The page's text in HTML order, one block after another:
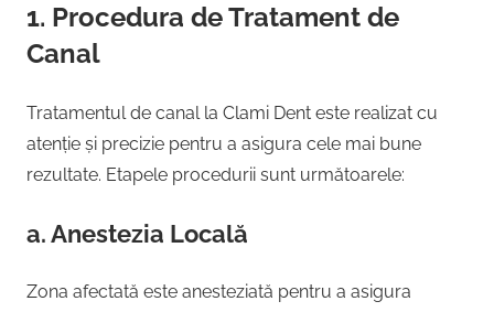
1. Procedura de Tratament de
Canal
Tratamentul de canal la Clami Dent este realizat cu
atenție și precizie pentru a asigura cele mai bune
rezultate. Etapele procedurii sunt următoarele:
a. Anestezia Locală
Zona afectată este anesteziată pentru a asigura